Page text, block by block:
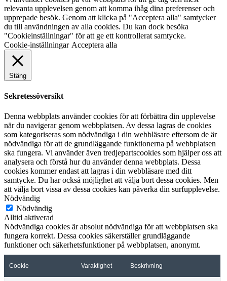
relevanta upplevelsen genom att komma ihåg dina preferenser och
upprepade besök. Genom att klicka på "Acceptera alla" samtycker
du till användningen av alla cookies. Du kan dock besöka
"Cookieinställningar" för att ge ett kontrollerat samtycke.
Cookie-inställningar Acceptera alla
Stäng
Sekretessöversikt
Denna webbplats använder cookies för att förbättra din upplevelse
när du navigerar genom webbplatsen. Av dessa lagras de cookies
som kategoriseras som nödvändiga i din webbläsare eftersom de är
nödvändiga för att de grundläggande funktionerna på webbplatsen
ska fungera. Vi använder även tredjepartscookies som hjälper oss att
analysera och förstå hur du använder denna webbplats. Dessa
cookies kommer endast att lagras i din webbläsare med ditt
samtycke. Du har också möjlighet att välja bort dessa cookies. Men
att välja bort vissa av dessa cookies kan påverka din surfupplevelse.
Nödvändig
Nödvändig
Alltid aktiverad
Nödvändiga cookies är absolut nödvändiga för att webbplatsen ska
fungera korrekt. Dessa cookies säkerställer grundläggande
funktioner och säkerhetsfunktioner på webbplatsen, anonymt.
Cookie Varaktighet Beskrivning